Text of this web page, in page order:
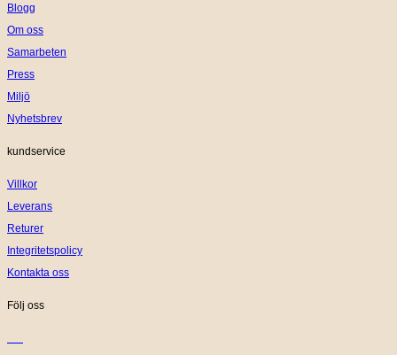
Blogg
Om oss
Samarbeten
Press
Miljö
Nyhetsbrev
kundservice
Villkor
Leverans
Returer
Integritetspolicy
Kontakta oss
Följ oss